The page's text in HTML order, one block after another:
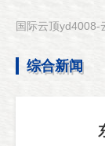
国际云顶yd4008-
综合新闻